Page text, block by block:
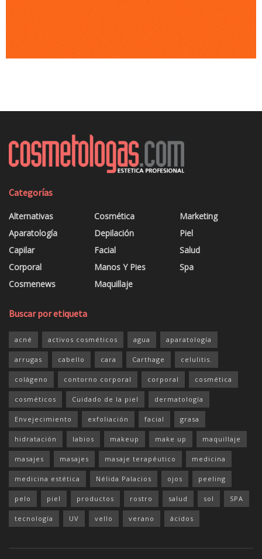
Categorías
Alternativas
Aparatología
Capilar
Corporal
Cosmenews
Cosmética
Depilación
Facial
Manos Y Pies
Maquillaje
Marketing
Piel
Salud
Spa
Buscar por etiqueta
acné activos cosméticos agua aparatología
arrugas cabello cara Carthage celulitis.
colágeno contorno corporal corporal cosmética
cosméticos Cuidado de la piel dermatología
Envejecimiento exfoliación facial grasa
hidratación labios makeup make up maquillaje
masajes masajes masaje terapéutico medicina
medicina estética Nélida Palacios ojos peeling
pelo piel productos rostro salud sol SPA
tecnología UV vello verano ácidos